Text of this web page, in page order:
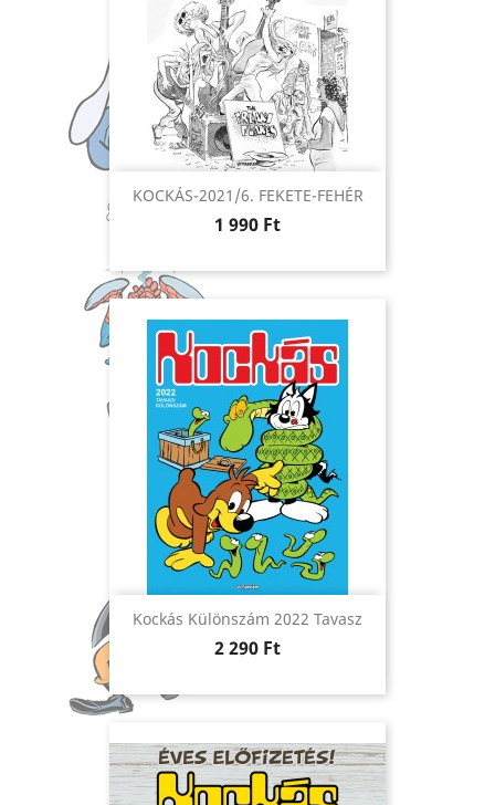
KOCKÁS-2021/6. FEKETE-FEHÉR
Ár
1 990 Ft
Kockás Különszám 2022 Tavasz
Ár
2 290 Ft